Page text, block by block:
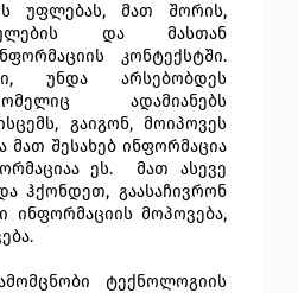
უფლებას, მათ შორის,
და მასთან
კონტექსტში.
უნდა არსებობდეს
ადამიანებს
გაიგონ, მოიპოვეს
მათ შესახებ ინფორმაცია
ეს.  მათ ასევე
ჰქონდეთ, გაასაჩივრონ
ინფორმაციის მოპოვება,
ტექნოლოგიის